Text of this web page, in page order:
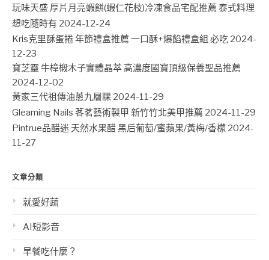
玩味天盛 厚片月亮蝦餅(蝦仁花枝)冷凍食品宅配推薦 泰式料理
想吃隨時有 2024-12-24
Kris克里酥蛋捲 年節禮盒推薦 一口酥+爆餡禮盒組 必吃 2024-
12-23
寶芝靈 牛樟椴木子實體晶萃 高濃度國寶頂級保養聖品推薦
2024-12-02
黃家三代祖傳油蔥九層粿 2024-11-29
Gleaming Nails 茖茗藝術製甲 新竹竹北美甲推薦 2024-11-29
Pintrue品醋迷 天然水果醋 黑后葡萄/蜜蘋果/黃梅/香檬 2024-
11-27
文章分類
就愛好蔬
AI短影音
早餐吃什麼？